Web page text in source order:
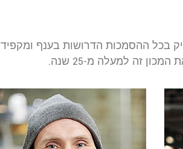
בכל ההסמכות הדרושות בענף
זה למעלה מ-25 שנה.